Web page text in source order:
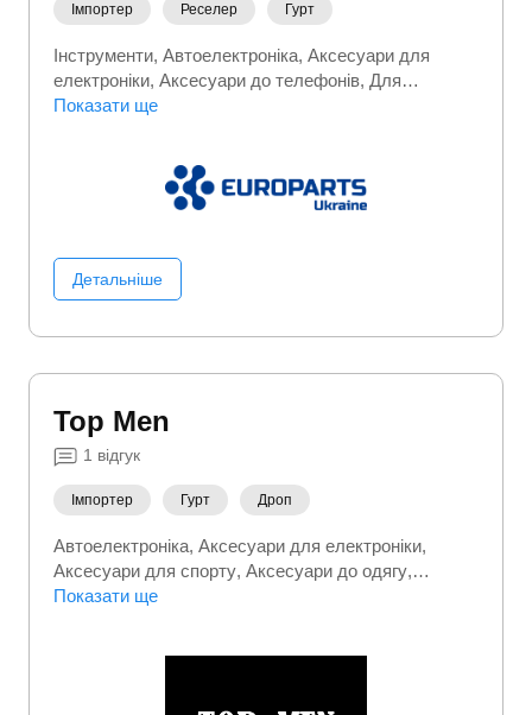
Імпортер Реселер Гурт
Інструменти Автоелектроніка Аксесуари для
електроніки Аксесуари до телефонів Для
геймерів
Електроніка
Показати ще
Детальніше
Top Men
1 відгук
Імпортер Гурт Дроп
Автоелектроніка Аксесуари для електроніки
Аксесуари для спорту Аксесуари до одягу
Аксесуари до телефонів
Показати ще